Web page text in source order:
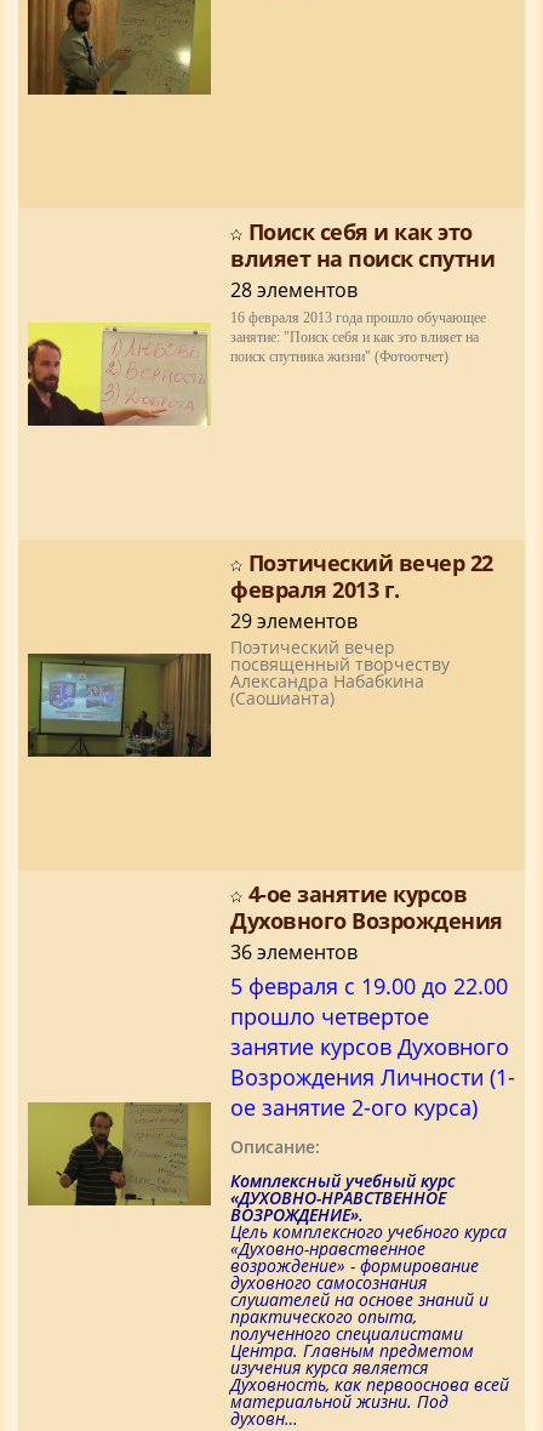
Поиск себя и как это
влияет на поиск спутни
28 элементов
16 февраля 2013 года прошло обучающее
занятие: "Поиск себя и как это влияет на
поиск спутника жизни" (Фотоотчет)
Поэтический вечер 22
февраля 2013 г.
29 элементов
Поэтический вечер
посвященный творчеству
Александра Набабкина
(Саошианта)
4-ое занятие курсов
Духовного Возрождения
36 элементов
5 февраля с 19.00 до 22.00
прошло четвертое
занятие курсов Духовного
Возрождения Личности (1-
ое занятие 2-ого курса)
Описание:
Комплексный учебный курс
«ДУХОВНО-НРАВСТВЕННОЕ
ВОЗРОЖДЕНИЕ».
Цель комплексного учебного курса
«Духовно-нравственное
возрождение» - формирование
духовного самосознания
слушателей на основе знаний и
практического опыта,
полученного специалистами
Центра. Главным предметом
изучения курса является
Духовность, как первооснова всей
материальной жизни. Под
духовн…